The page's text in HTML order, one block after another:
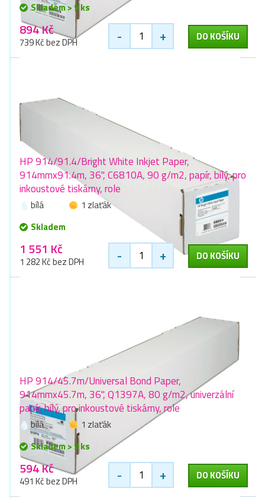
Skladem > 9 ks
894 Kč
739 Kč bez DPH - + DO KOŠÍKU
HP 914/91.4/Bright White Inkjet Paper,
914mmx91.4m, 36", C6810A, 90 g/m2, papír, bílý, pro
inkoustové tiskárny, role
bílá
1 zlaťák
Skladem
1 551 Kč
1 282 Kč bez DPH - + DO KOŠÍKU
HP 914/45.7m/Universal Bond Paper,
914mmx45.7m, 36", Q1397A, 80 g/m2, univerzální
papír, bílý, pro inkoustové tiskárny, role
bílá
1 zlaťák
Skladem > 9 ks
594 Kč
491 Kč bez DPH - + DO KOŠÍKU